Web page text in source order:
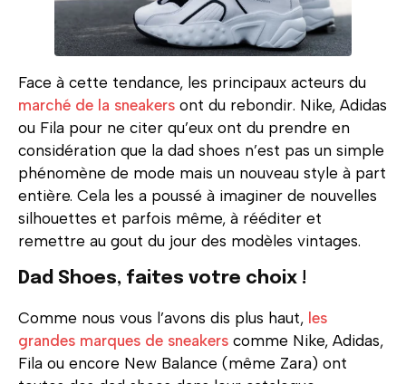
Face à cette tendance, les principaux acteurs du
marché de la sneakers ont du rebondir. Nike, Adidas
ou Fila pour ne citer qu’eux ont du prendre en
considération que la dad shoes n’est pas un simple
phénomène de mode mais un nouveau style à part
entière. Cela les a poussé à imaginer de nouvelles
silhouettes et parfois même, à rééditer et
remettre au gout du jour des modèles vintages.
Dad Shoes, faites votre choix !
Comme nous vous l’avons dis plus haut, les
grandes marques de sneakers comme Nike, Adidas,
Fila ou encore New Balance (même Zara) ont